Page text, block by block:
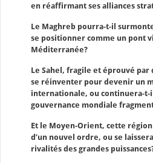
en réaffirmant ses alliances
Le Maghreb pourra-t-il
se positionner comme un pont
Méditerranée?
Le Sahel, fragile et éprouvé par
se réinventer pour devenir un
internationale, ou continuera-t-il
gouvernance mondiale
Et le Moyen-Orient, cette
d’un nouvel ordre, ou se
rivalités des grandes